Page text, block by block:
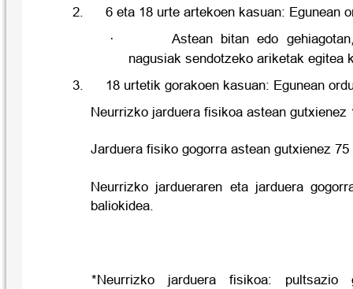
2.
6 eta 18 urte artekoen kasuan: Egunean
·
Astean bitan edo
nagusiak sendotzeko ariketak egitea
3.
18 urtetik gorakoen kasuan: Egunean
Neurrizko jarduera fisikoa astean gutxienez
Jarduera fisiko gogorra astean gutxienez
Neurrizko jardueraren eta jarduera
baliokidea.
*Neurrizko jarduera fisikoa: pultsazio